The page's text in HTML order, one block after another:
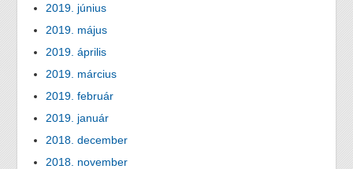
2019. június
2019. május
2019. április
2019. március
2019. február
2019. január
2018. december
2018. november